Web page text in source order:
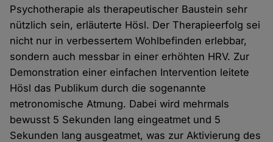
Psychotherapie als therapeutischer Baustein sehr
nützlich sein, erläuterte Hösl. Der Therapieerfolg sei
nicht nur in verbessertem Wohlbefinden erlebbar,
sondern auch messbar in einer erhöhten HRV. Zur
Demonstration einer einfachen Intervention leitete
Hösl das Publikum durch die sogenannte
metronomische Atmung. Dabei wird mehrmals
bewusst 5 Sekunden lang eingeatmet und 5
Sekunden lang ausgeatmet, was zur Aktivierung des